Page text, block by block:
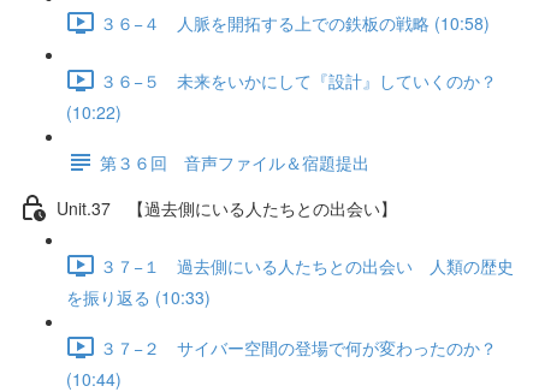
３６−４ 人脈を開拓する上での鉄板の戦略 (10:58)
３６−５ 未来をいかにして『設計』していくのか？
(10:22)
第３６回 音声ファイル＆宿題提出
Unit.37 【過去側にいる人たちとの出会い】
３７−１ 過去側にいる人たちとの出会い 人類の歴史
を振り返る (10:33)
３７−２ サイバー空間の登場で何が変わったのか？
(10:44)